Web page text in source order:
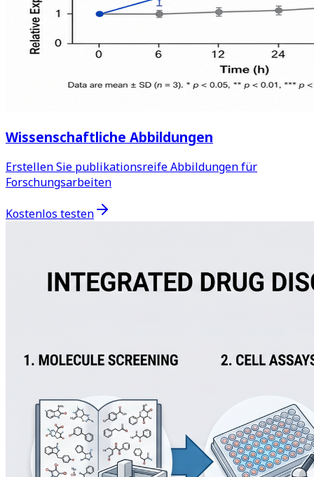
Wissenschaftliche Abbildungen
Erstellen Sie publikationsreife Abbildungen für
Forschungsarbeiten
Kostenlos testen